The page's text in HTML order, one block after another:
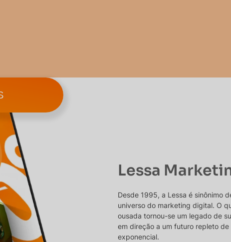
Lessa
Desde 1995, a Lessa é sinônimo
universo do marketing digital. O
ousada tornou-se um legado de
em direção a um futuro repleto
exponencial.